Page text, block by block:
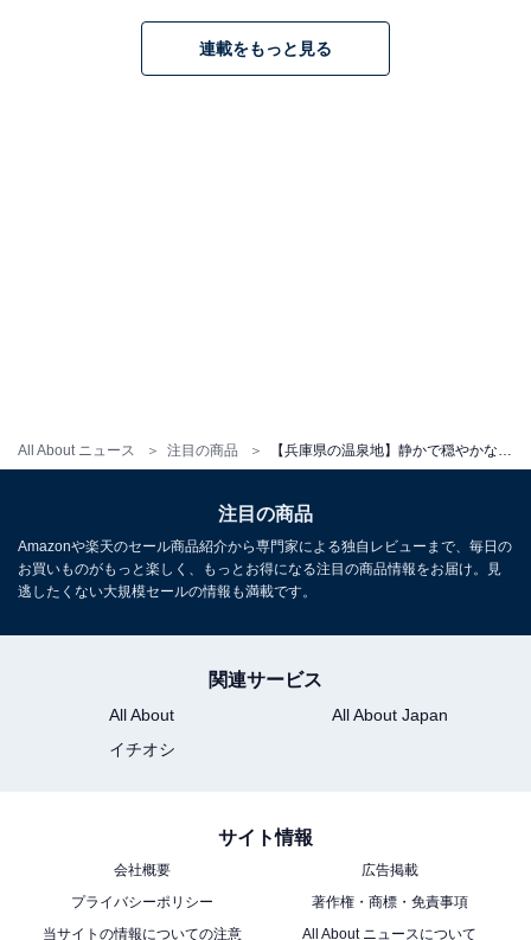
All About ニュース 注目の商品
神戸牛など旬の素材を活かした京会席を堪能できるのが
所在地：兵庫県神戸市北区有馬町318
動車道 西宮北ICより約15分
料金
大人1名（参考価格）：3万800円
※料金は公式Webサイト参考価格
チェックイン・チェックアウト
チェックアウト：12:00
※プランにより時間が異なる可能性があります
あわせて読みたい
連載をもっと見る
注目の商品
Amazonや楽天のセール商品紹介から専門家による独自レビューまで、毎日の
お買いものがもっと楽しく、もっとお得になる注目の商品情報をお届け。見
逃したくない大規模セールの情報も満載です。
関連サービス
All About
All About Japan
イチオシ
サイト情報
会社概要
広告掲載
プライバシーポリシー
著作権・商標・免責事項
当サイトの情報についての注意
All About ニュースについて